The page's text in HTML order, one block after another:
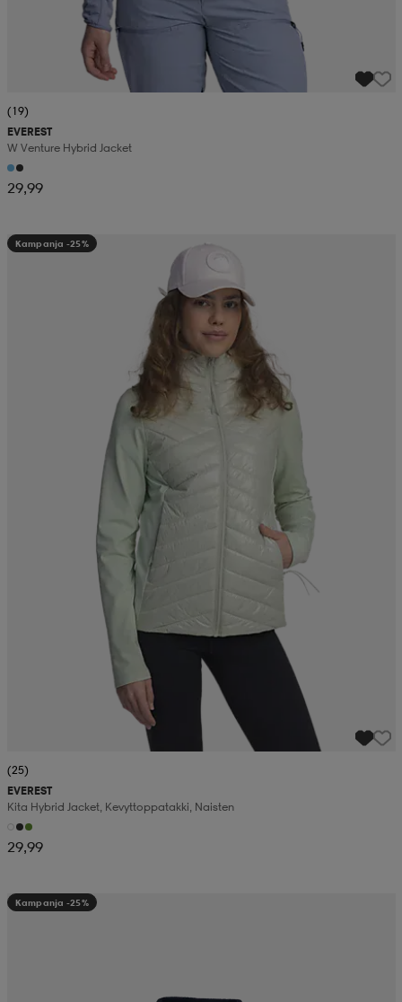
(19)
EVEREST
W Venture Hybrid Jacket
29,99
Kampanja -25%
(25)
EVEREST
Kita Hybrid Jacket, Kevyttoppatakki, Naisten
29,99
Kampanja -25%